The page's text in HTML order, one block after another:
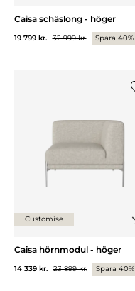
Caisa schäslong - höger
19 799 kr. 32 999 kr. Spara 40%
Customise
Caisa hörnmodul - höger
14 339 kr. 23 899 kr. Spara 40%